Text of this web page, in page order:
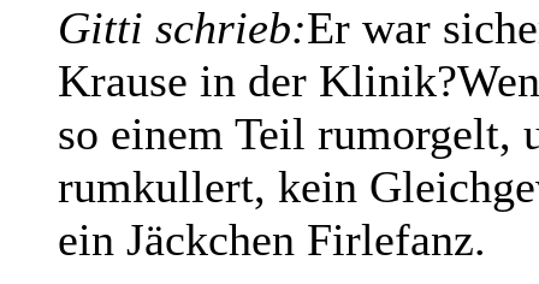
Gitti schrieb:Er war
Krause in der
so einem Teil rumorgelt,
rumkullert, kein
ein Jäckchen Firlefanz.